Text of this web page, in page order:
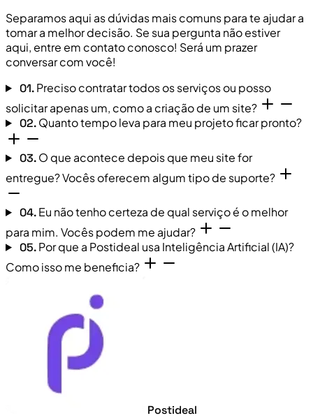
Separamos aqui as dúvidas mais comuns para te ajudar a
tomar a melhor decisão. Se sua pergunta não estiver
aqui, entre em contato conosco! Será um prazer
conversar com você!
01.Preciso contratar todos os serviços ou posso
solicitar apenas um, como a criação de um site?
02.Quanto tempo leva para meu projeto ficar pronto?
03.O que acontece depois que meu site for
entregue? Vocês oferecem algum tipo de suporte?
04.Eu não tenho certeza de qual serviço é o melhor
para mim. Vocês podem me ajudar?
05.Por que a Postideal usa Inteligência Artificial (IA)?
Como isso me beneficia?
Postideal